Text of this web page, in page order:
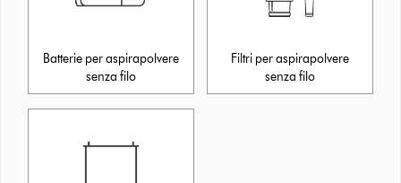
Batterie per aspirapolvere
senza filo
Filtri per aspirapolvere
senza filo